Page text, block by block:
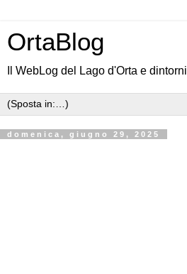
OrtaBlog
Il WebLog del Lago d'Orta e dintorni
domenica, giugno 29, 2025